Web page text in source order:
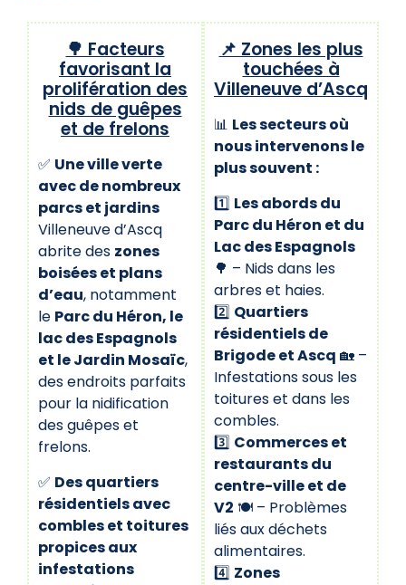
🌳 Facteurs
favorisant la
prolifération des
nids de guêpes
et de frelons
✅ Une ville verte
avec de nombreux
parcs et jardins
Villeneuve d’Ascq
abrite des zones
boisées et plans
d’eau, notamment
le Parc du Héron, le
lac des Espagnols
et le Jardin Mosaïc,
des endroits parfaits
pour la nidification
des guêpes et
frelons.
✅ Des quartiers
résidentiels avec
combles et toitures
propices aux
infestations
📌 Zones les plus
touchées à
Villeneuve d’Ascq
📊 Les secteurs où
nous intervenons le
plus souvent :
1️⃣ Les abords du
Parc du Héron et du
Lac des Espagnols
🌳 – Nids dans les
arbres et haies.
2️⃣ Quartiers
résidentiels de
Brigode et Ascq 🏡 –
Infestations sous les
toitures et dans les
combles.
3️⃣ Commerces et
restaurants du
centre-ville et de
V2 🍽️ – Problèmes
liés aux déchets
alimentaires.
4️⃣ Zones